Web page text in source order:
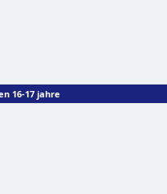
16-17 jahre